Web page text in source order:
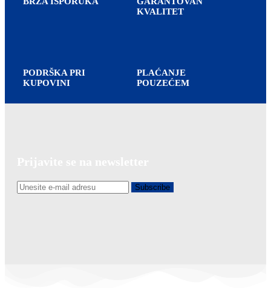
KVALITET
PODRŠKA PRI
KUPOVINI
PLAĆANJE
POUZEĆEM
Subscribe